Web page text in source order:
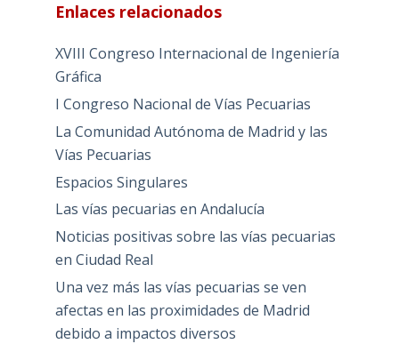
Enlaces relacionados
XVIII Congreso Internacional de Ingeniería
Gráfica
I Congreso Nacional de Vías Pecuarias
La Comunidad Autónoma de Madrid y las
Vías Pecuarias
Espacios Singulares
Las vías pecuarias en Andalucía
Noticias positivas sobre las vías pecuarias
en Ciudad Real
Una vez más las vías pecuarias se ven
afectas en las proximidades de Madrid
debido a impactos diversos